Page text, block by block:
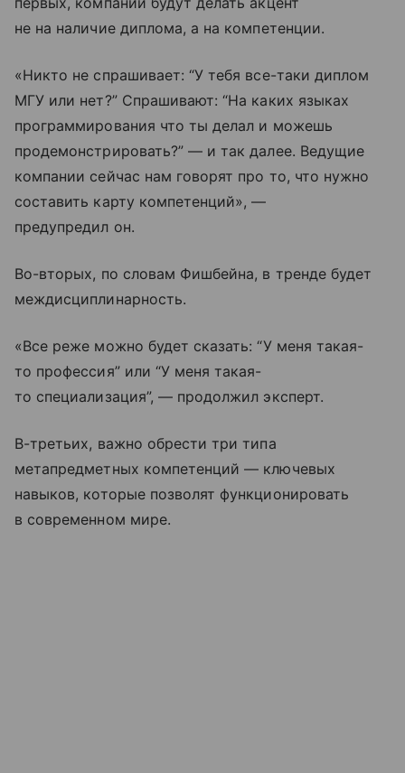
не на наличие диплома, а на компетенции.
«Никто не спрашивает: “У тебя все-таки диплом
МГУ или нет?” Спрашивают: “На каких языках
программирования что ты делал и можешь
продемонстрировать?” — и так далее. Ведущие
компании сейчас нам говорят про то, что нужно
составить карту компетенций», —
предупредил он.
Во-вторых, по словам Фишбейна, в тренде будет
междисциплинарность.
«Все реже можно будет сказать: “У меня такая-
то профессия” или “У меня такая-
то специализация”, — продолжил эксперт.
В-третьих, важно обрести три типа
метапредметных компетенций — ключевых
навыков, которые позволят функционировать
в современном мире.